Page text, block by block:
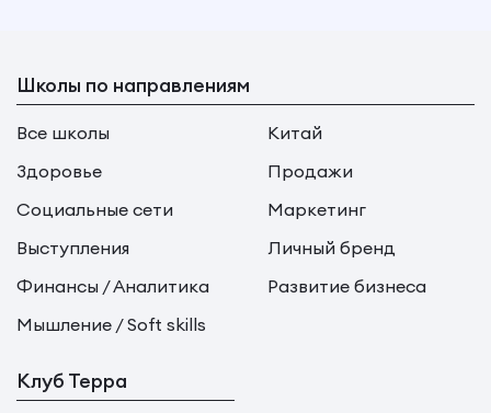
Школы по направлениям
Все школы
Китай
Здоровье
Продажи
Социальные сети
Маркетинг
Выступления
Личный бренд
Финансы / Аналитика
Развитие бизнеса
Мышление / Soft skills
Клуб Терра